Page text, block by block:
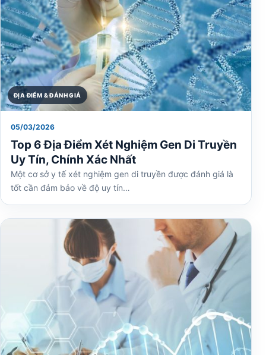
ĐỊA ĐIỂM & ĐÁNH GIÁ
05/03/2026
Top 6 Địa Điểm Xét Nghiệm Gen Di Truyền
Uy Tín, Chính Xác Nhất
Một cơ sở y tế xét nghiệm gen di truyền được đánh giá là
tốt cần đảm bảo về độ uy tín…